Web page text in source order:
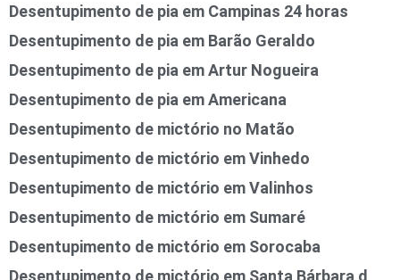
Desentupimento de pia em Campinas 24 horas
Desentupimento de pia em Barão Geraldo
Desentupimento de pia em Artur Nogueira
Desentupimento de pia em Americana
Desentupimento de mictório no Matão
Desentupimento de mictório em Vinhedo
Desentupimento de mictório em Valinhos
Desentupimento de mictório em Sumaré
Desentupimento de mictório em Sorocaba
Desentupimento de mictório em Santa Bárbara d